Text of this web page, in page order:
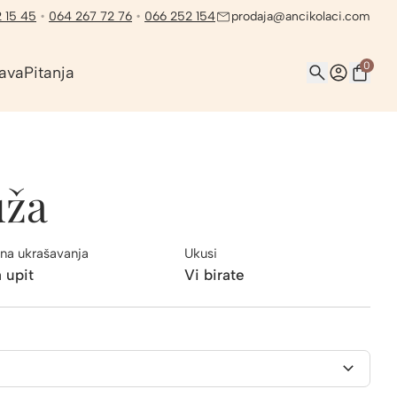
15 45 • 064 267 72 76 • 066 252 154 prodaja@ancikolaci.com
Pitanja 0
ukrašavanja
upit
Ukusi
Vi birate